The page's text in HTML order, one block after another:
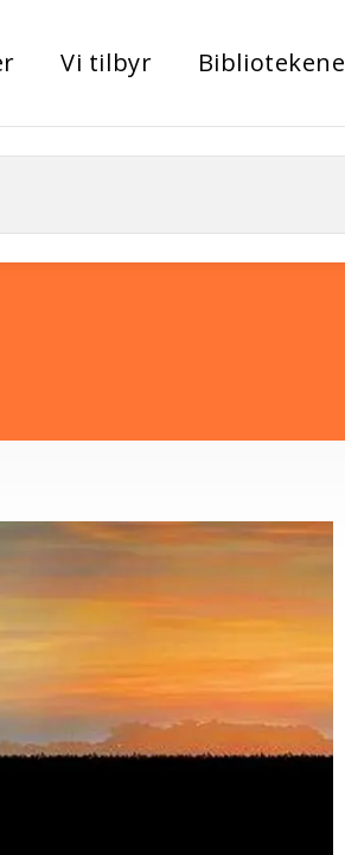
Vi tilbyr Bibliotekene